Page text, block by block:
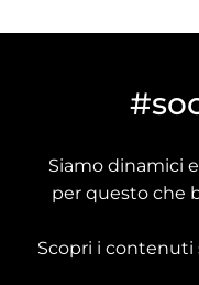
Siamo dinamici
per questo che
Scopri i contenuti